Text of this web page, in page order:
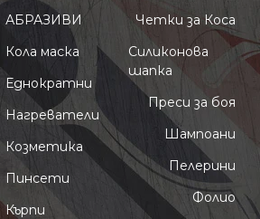
АБРАЗИВИ
Кола маска
Еднократни
Нагреватели
Козметика
Пинсети
Кърпи
Четки за Коса
Силиконова
шапка
Преси за боя
Шампоани
Пелерини
Фолио